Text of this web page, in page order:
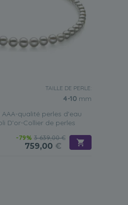
TAILLE DE PERLE:
4-10 mm
qualité perles d'eau
D'or-Collier de perles
-79% 3 639,00 €
759,00 €